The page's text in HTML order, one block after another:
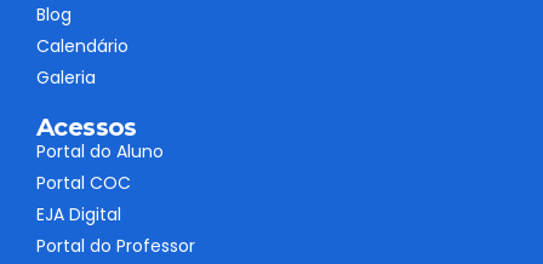
Blog
Calendário
Galeria
Acessos
Portal do Aluno
Portal COC
EJA Digital
Portal do Professor